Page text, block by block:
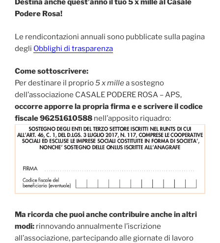
Destina anche quest’anno il tuo 5 x mille al Casale
Podere Rosa!
Le rendicontazioni annuali sono pubblicate sulla pagina
degli Obblighi di trasparenza
Come sottoscrivere:
Per destinare il proprio5 x millea sostegno
dell’associazione CASALE PODERE ROSA – APS,
occorre apporre la propria firma e e scrivere il codice
fiscale 96251610588 nell’apposito riquadro:
Ma ricorda che puoi anche contribuire anche in altri
modi: rinnovando annualmente l’iscrizione
all’associazione, partecipando alle giornate di lavoro